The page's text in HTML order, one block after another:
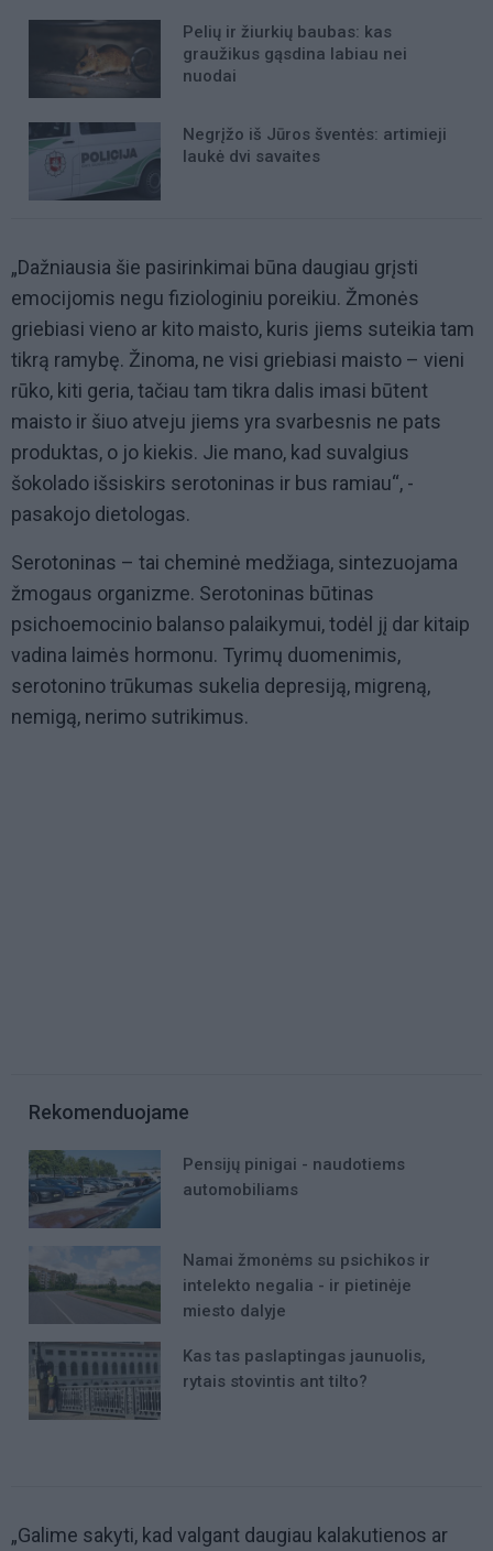
Pelių ir žiurkių baubas: kas
graužikus gąsdina labiau nei
nuodai
Negrįžo iš Jūros šventės: artimieji
laukė dvi savaites
„Dažniausia šie pasirinkimai būna daugiau grįsti
emocijomis negu fiziologiniu poreikiu. Žmonės
griebiasi vieno ar kito maisto, kuris jiems suteikia tam
tikrą ramybę. Žinoma, ne visi griebiasi maisto – vieni
rūko, kiti geria, tačiau tam tikra dalis imasi būtent
maisto ir šiuo atveju jiems yra svarbesnis ne pats
produktas, o jo kiekis. Jie mano, kad suvalgius
šokolado išsiskirs serotoninas ir bus ramiau“, -
pasakojo dietologas.
Serotoninas – tai cheminė medžiaga, sintezuojama
žmogaus organizme. Serotoninas būtinas
psichoemocinio balanso palaikymui, todėl jį dar kitaip
vadina laimės hormonu. Tyrimų duomenimis,
serotonino trūkumas sukelia depresiją, migreną,
nemigą, nerimo sutrikimus.
Rekomenduojame
Pensijų pinigai - naudotiems
automobiliams
Namai žmonėms su psichikos ir
intelekto negalia - ir pietinėje
miesto dalyje
Kas tas paslaptingas jaunuolis,
rytais stovintis ant tilto?
„Galime sakyti, kad valgant daugiau kalakutienos ar